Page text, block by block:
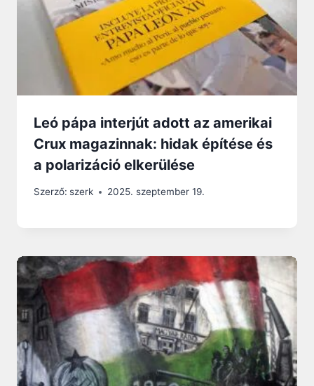
Leó pápa interjút adott az amerikai
Crux magazinnak: hidak építése és
a polarizáció elkerülése
Szerző: szerk 2025. szeptember 19.